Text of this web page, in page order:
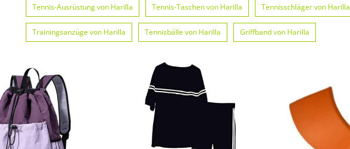
Tennis-Ausrüstung von Harilla Tennis-Taschen von Harilla Tennisschläger von Harilla
Trainingsanzüge von Harilla Tennisbälle von Harilla Griffband von Harilla